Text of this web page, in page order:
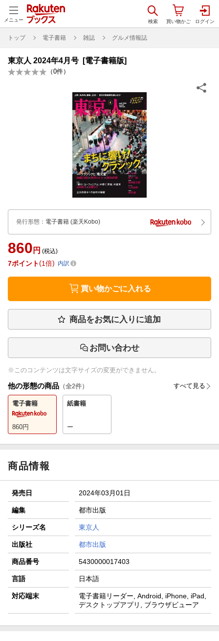
メニュー
トップ 電子書籍 雑誌 グルメ情報誌
東京人 2024年4月号 [電子書籍版]
（0件）
発行形態 ： 電子書籍 (楽天Kobo)
860 円 (税込)
7ポイント 1倍 内訳
買い物かごに入れる
商品をお気に入りに追加
お問い合わせ
※このコンテンツは文字サイズの変更ができません。
他の形態の商品 （全2件） すべて見る
電子書籍
860円
紙書籍
ー
商品情報
発売日 2024年03月01日
編集 都市出版
シリーズ名 東京人
出版社 都市出版
商品番号 5430000017403
言語 日本語
対応端末
電子書籍リーダー, Android, iPhone, iPad,
デスクトップアプリ, ブラウザビューア